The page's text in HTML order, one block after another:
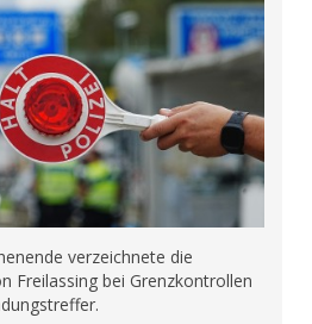
verzeichnete die
Freilassing bei Grenzkontrollen